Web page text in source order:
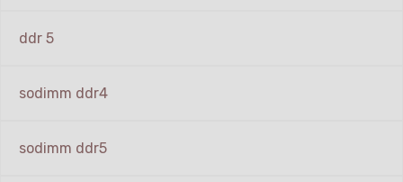
ddr 5
sodimm ddr4
sodimm ddr5